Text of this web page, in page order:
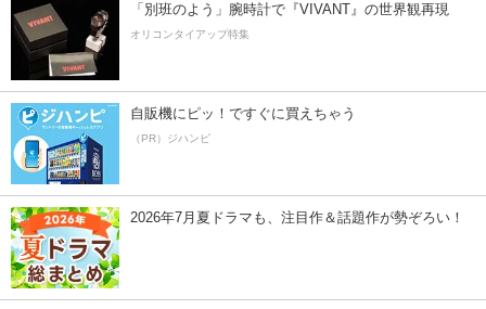
「別班のよう」腕時計で『VIVANT』の世界観再現
オリコンタイアップ特集
自販機にピッ！ですぐに買えちゃう
（PR）ジハンピ
2026年7月夏ドラマも、注目作＆話題作が勢ぞろい！